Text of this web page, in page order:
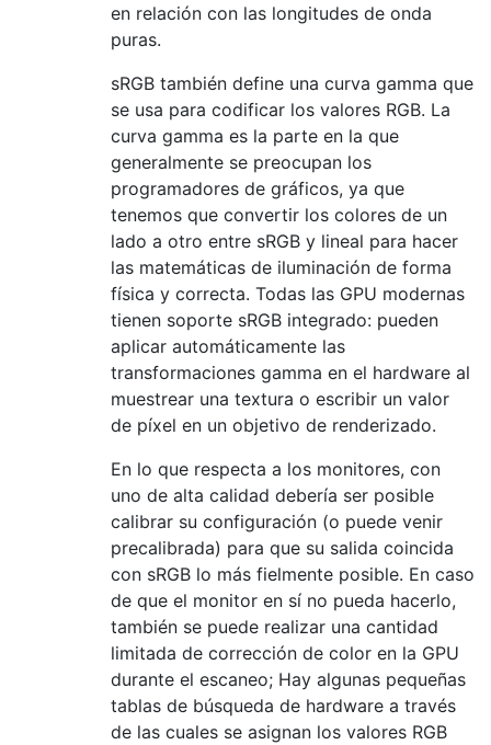
en relación con las longitudes de onda
puras.
sRGB también define una curva gamma que
se usa para codificar los valores RGB. La
curva gamma es la parte en la que
generalmente se preocupan los
programadores de gráficos, ya que
tenemos que convertir los colores de un
lado a otro entre sRGB y lineal para hacer
las matemáticas de iluminación de forma
física y correcta. Todas las GPU modernas
tienen soporte sRGB integrado: pueden
aplicar automáticamente las
transformaciones gamma en el hardware al
muestrear una textura o escribir un valor
de píxel en un objetivo de renderizado.
En lo que respecta a los monitores, con
uno de alta calidad debería ser posible
calibrar su configuración (o puede venir
precalibrada) para que su salida coincida
con sRGB lo más fielmente posible. En caso
de que el monitor en sí no pueda hacerlo,
también se puede realizar una cantidad
limitada de corrección de color en la GPU
durante el escaneo; Hay algunas pequeñas
tablas de búsqueda de hardware a través
de las cuales se asignan los valores RGB